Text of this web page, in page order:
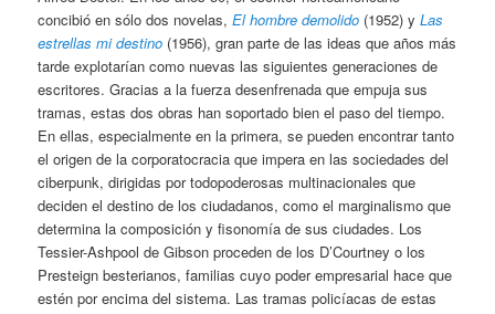
concibió en sólo dos novelas,El hombre demolido (1952) yLas
estrellas mi destino (1956), gran parte de las ideas que años más
tarde explotarían como nuevas las siguientes generaciones de
escritores. Gracias a la fuerza desenfrenada que empuja sus
tramas, estas dos obras han soportado bien el paso del tiempo.
En ellas, especialmente en la primera, se pueden encontrar tanto
el origen de la corporatocracia que impera en las sociedades del
ciberpunk, dirigidas por todopoderosas multinacionales que
deciden el destino de los ciudadanos, como el marginalismo que
determina la composición y fisonomía de sus ciudades. Los
Tessier-Ashpool de Gibson proceden de los D’Courtney o los
Presteign besterianos, familias cuyo poder empresarial hace que
estén por encima del sistema. Las tramas policíacas de estas